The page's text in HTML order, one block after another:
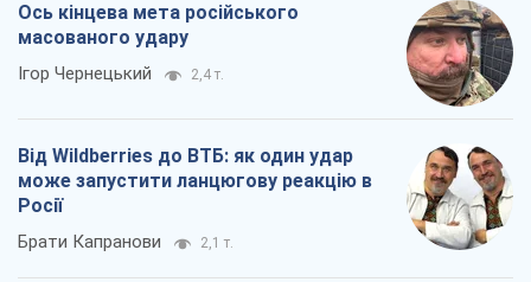
Ось кінцева мета російського
масованого удару
Ігор Чернецький 2,4 т.
Від Wildberries до ВТБ: як один удар
може запустити ланцюгову реакцію в
Росії
Брати Капранови 2,1 т.